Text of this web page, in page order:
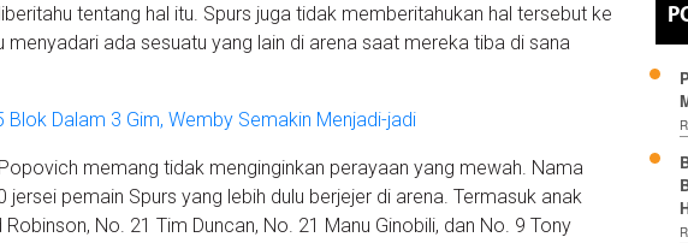
tentang hal itu. Spurs juga tidak memberitahukan hal tersebut ke
menyadari ada sesuatu yang lain di arena saat mereka tiba di sana
Blok Dalam 3 Gim, Wemby Semakin Menjadi-jadi
memang tidak menginginkan perayaan yang mewah. Nama
pemain Spurs yang lebih dulu berjejer di arena. Termasuk anak
No. 21 Tim Duncan, No. 21 Manu Ginobili, dan No. 9 Tony